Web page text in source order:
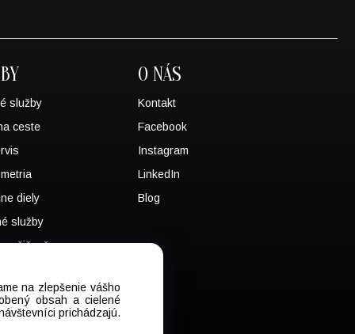
služby
ceste
diely
služby
požičovňa
O NÁS
Kontakt
Facebook
Instagram
LinkedIn
Blog
na zlepšenie vášho
obsah a cielené
prichádzajú.